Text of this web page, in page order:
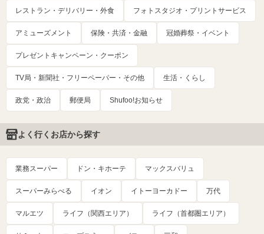
レストラン・デリバリー・外食 フォトスタジオ・プリントサービス
アミューズメント 保険・共済・金融 冠婚葬祭・イベント
プレゼントキャンペーン・クーポン
TV局・新聞社・フリーペーパー・その他 生活・くらし
政党・政治 郵便局 Shufoo!お知らせ
よく行くお店から探す
業務スーパー ドン・キホーテ マックスバリュ
スーパーみらべる イオン イトーヨーカドー 万代
マルエツ ライフ（関西エリア） ライフ（首都圏エリア）